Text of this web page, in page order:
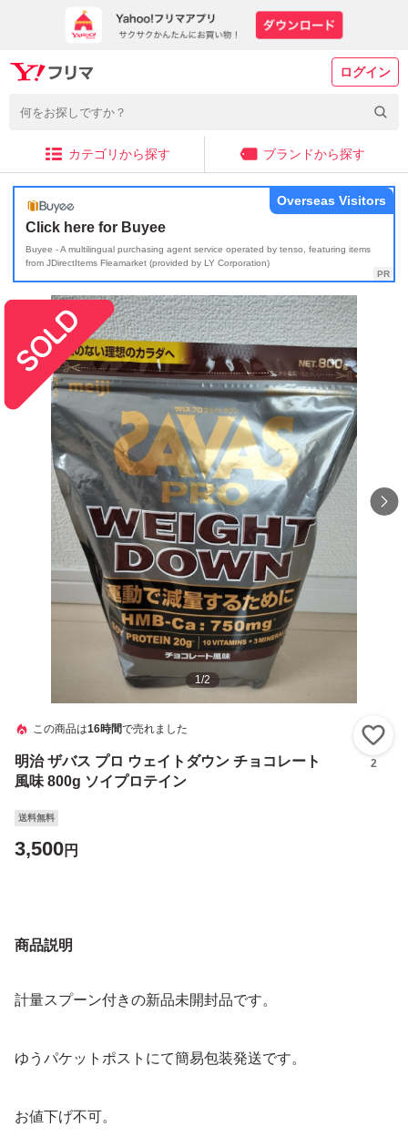
ログイン
カテゴリから探す ブランドから探す
Click here for Buyee
Buyee - A multilingual purchasing agent service operated by tenso, featuring items
from JDirectItems Fleamarket (provided by LY Corporation)
Overseas Visitors
1/2
この商品は16時間で売れました
明治 ザバス プロ ウェイトダウン チョコレート
風味 800g ソイプロテイン
2
送料無料
3,500円
商品説明
計量スプーン付きの新品未開封品です。
ゆうパケットポストにて簡易包装発送です。
お値下げ不可。